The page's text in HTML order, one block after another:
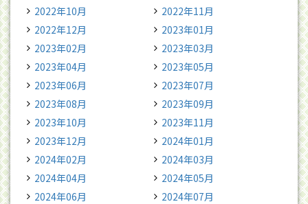
2022年10月
2022年11月
2022年12月
2023年01月
2023年02月
2023年03月
2023年04月
2023年05月
2023年06月
2023年07月
2023年08月
2023年09月
2023年10月
2023年11月
2023年12月
2024年01月
2024年02月
2024年03月
2024年04月
2024年05月
2024年06月
2024年07月